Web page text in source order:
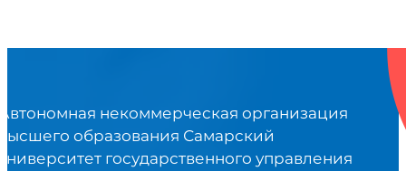
некоммерческая организация
образования Самарский
государственного управления